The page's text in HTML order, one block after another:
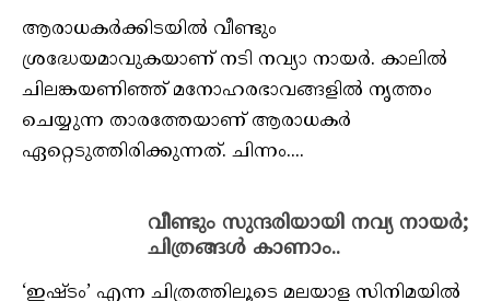
ആരാധകര്‍ക്കിടയില്‍ വീണ്ടും
ശ്രദ്ധേയമാവുകയാണ് നടി നവ്യാ നായര്‍. കാലില്‍
ചിലങ്കയണിഞ്ഞ് മനോഹരഭാവങ്ങളില്‍ നൃത്തം
ചെയ്യുന്ന താരത്തേയാണ് ആരാധകര്‍
ഏറ്റെടുത്തിരിക്കുന്നത്. ചിന്നം....
വീണ്ടും സുന്ദരിയായി നവ്യ നായർ;
ചിത്രങ്ങൾ കാണാം..
‘ഇഷ്ടം’ എന്ന ചിത്രത്തിലൂടെ മലയാള സിനിമയിൽ